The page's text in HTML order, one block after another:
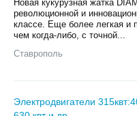
Новая кукурузная жатка
революционной и
классе. Еще более легкая и
чем когда-либо, с точной...
Ставрополь
Электродвигатели